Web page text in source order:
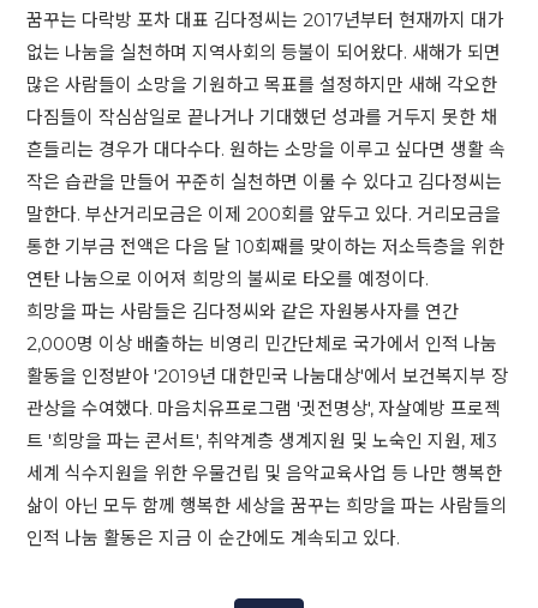
꿈꾸는 다락방 포차 대표 김다정씨는 2017년부터 현재까지 대가
없는 나눔을 실천하며 지역사회의 등불이 되어왔다. 새해가 되면
많은 사람들이 소망을 기원하고 목표를 설정하지만 새해 각오한
다짐들이 작심삼일로 끝나거나 기대했던 성과를 거두지 못한 채
흔들리는 경우가 대다수다. 원하는 소망을 이루고 싶다면 생활 속
작은 습관을 만들어 꾸준히 실천하면 이룰 수 있다고 김다정씨는
말한다. 부산거리모금은 이제 200회를 앞두고 있다. 거리모금을
통한 기부금 전액은 다음 달 10회째를 맞이하는 저소득층을 위한
연탄 나눔으로 이어져 희망의 불씨로 타오를 예정이다.
희망을 파는 사람들은 김다정씨와 같은 자원봉사자를 연간
2,000명 이상 배출하는 비영리 민간단체로 국가에서 인적 나눔
활동을 인정받아 '2019년 대한민국 나눔대상'에서 보건복지부 장
관상을 수여했다. 마음치유프로그램 '귓전명상', 자살예방 프로젝
트 '희망을 파는 콘서트', 취약계층 생계지원 및 노숙인 지원, 제3
세계 식수지원을 위한 우물건립 및 음악교육사업 등 나만 행복한
삶이 아닌 모두 함께 행복한 세상을 꿈꾸는 희망을 파는 사람들의
인적 나눔 활동은 지금 이 순간에도 계속되고 있다.